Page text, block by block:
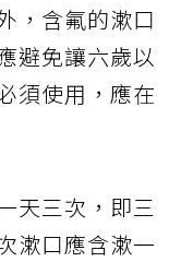
，含氟的漱口
避免讓六歲以
須使用，應在
天三次，即三
漱口應含漱一